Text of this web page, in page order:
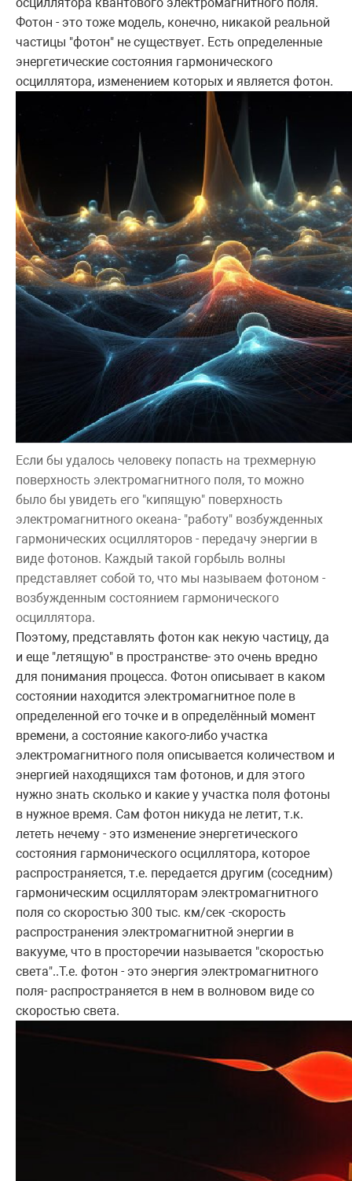
Фотон - это тоже модель, конечно, никакой реальной
частицы "фотон" не существует. Есть определенные
энергетические состояния гармонического
осциллятора, изменением которых и является фотон.
Если бы удалось человеку попасть на трехмерную
поверхность электромагнитного поля, то можно
было бы увидеть его "кипящую" поверхность
электромагнитного океана- "работу" возбужденных
гармонических осцилляторов - передачу энергии в
виде фотонов. Каждый такой горбыль волны
представляет собой то, что мы называем фотоном -
возбужденным состоянием гармонического
осциллятора.
Поэтому, представлять фотон как некую частицу, да
и еще "летящую" в пространстве- это очень вредно
для понимания процесса. Фотон описывает в каком
состоянии находится электромагнитное поле в
определенной его точке и в определённый момент
времени, а состояние какого-либо участка
электромагнитного поля описывается количеством и
энергией находящихся там фотонов, и для этого
нужно знать сколько и какие у участка поля фотоны
в нужное время. Сам фотон никуда не летит, т.к.
лететь нечему - это изменение энергетического
состояния гармонического осциллятора, которое
распространяется, т.е. передается другим (соседним)
гармоническим осцилляторам электромагнитного
поля со скоростью 300 тыс. км/сек -скорость
распространения электромагнитной энергии в
вакууме, что в просторечии называется "скоростью
света"..Т.е. фотон - это энергия электромагнитного
поля- распространяется в нем в волновом виде со
скоростью света.